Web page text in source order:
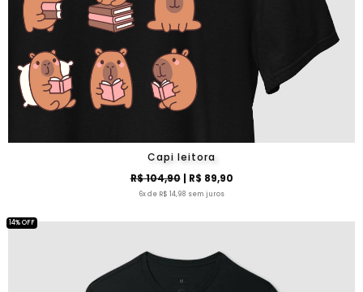
Capi leitora
R$ 104,90| R$ 89,90
6x de R$ 14,98 sem juros
14% OFF